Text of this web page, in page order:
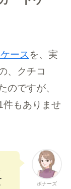
ース を、実
、クチコ
のですが、
件もありませ
ボナーズ